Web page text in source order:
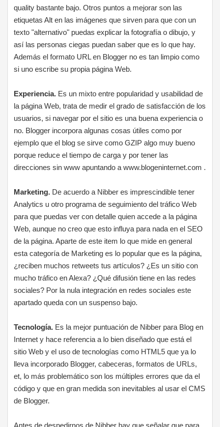
quality bastante bajo. Otros puntos a mejorar son las
etiquetas Alt en las imágenes que sirven para que con un
texto "alternativo" puedas explicar la fotografía o dibujo, y
así las personas ciegas puedan saber que es lo que hay.
Además el formato URL en Blogger no es tan limpio como
si uno escribe su propia página Web.
Experiencia. Es un mixto entre popularidad y usabilidad de
la página Web, trata de medir el grado de satisfacción de los
usuarios, si navegar por el sitio es una buena experiencia o
no. Blogger incorpora algunas cosas útiles como por
ejemplo que el blog se sirve como GZIP algo muy bueno
porque reduce el tiempo de carga y por tener las
direcciones sin www apuntando a www.blogeninternet.com .
Marketing. De acuerdo a Nibber es imprescindible tener
Analytics u otro programa de seguimiento del tráfico Web
para que puedas ver con detalle quien accede a la página
Web, aunque no creo que esto influya para nada en el SEO
de la página. Aparte de este item lo que mide en general
esta categoría de Marketing es lo popular que es la página,
¿reciben muchos retweets tus artículos? ¿Es un sitio con
mucho tráfico en Alexa? ¿Qué difusión tiene en las redes
sociales? Por la nula integración en redes sociales este
apartado queda con un suspenso bajo.
Tecnología. Es la mejor puntuación de Nibber para Blog en
Internet y hace referencia a lo bien diseñado que está el
sitio Web y el uso de tecnologías como HTML5 que ya lo
lleva incorporado Blogger, cabeceras, formatos de URLs,
et, lo más problemático son los múltiples errores que da el
código y que en gran medida son inevitables al usar el CMS
de Blogger.
Antes de despedirnos de Nibber hay que señalar que para